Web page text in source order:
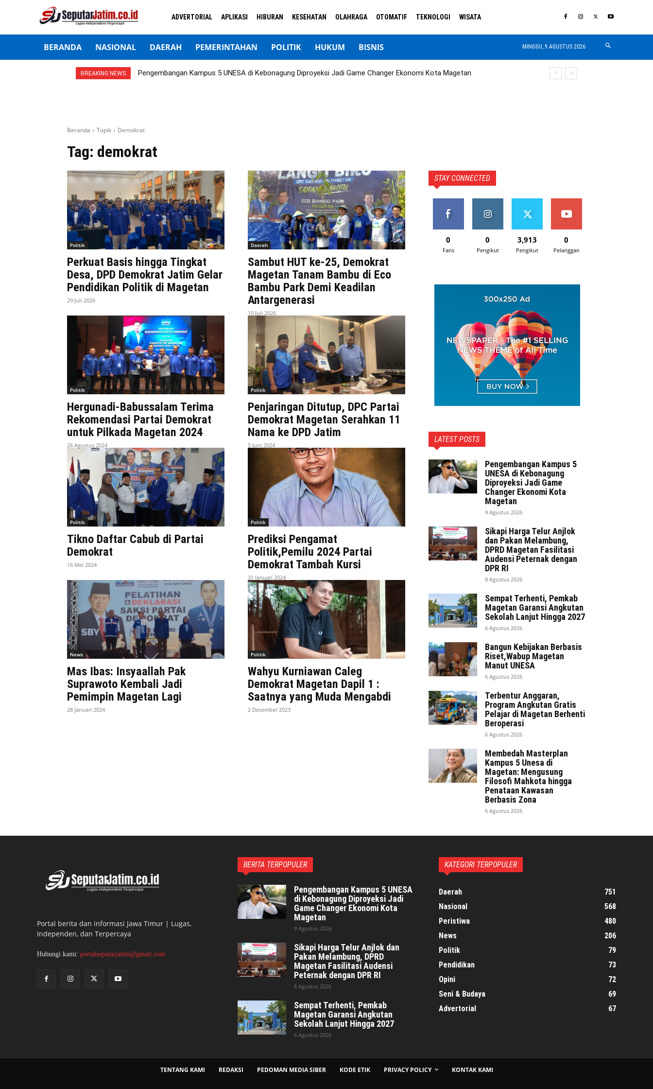
ADVERTORIAL APLIKASI HIBURAN KESEHATAN OLAHRAGA OTOMATIF TEKNOLOGI WISATA
BERANDA NASIONAL DAERAH PEMERINTAHAN POLITIK HUKUM BISNIS MINGGU, 9 AGUSTUS 2026
BREAKING NEWS Pengembangan Kampus 5 UNESA di Kebonagung Diproyeksi Jadi Game Changer Ekonomi Kota Magetan
Beranda Topik Demokrat
Tag: demokrat
Politik
Perkuat Basis hingga Tingkat
Desa, DPD Demokrat Jatim Gelar
Pendidikan Politik di Magetan
29 Juli 2026
Daerah
Sambut HUT ke-25, Demokrat
Magetan Tanam Bambu di Eco
Bambu Park Demi Keadilan
Antargenerasi
10 Juli 2026
Politik
Hergunadi-Babussalam Terima
Rekomendasi Partai Demokrat
untuk Pilkada Magetan 2024
26 Agustus 2024
Politik
Penjaringan Ditutup, DPC Partai
Demokrat Magetan Serahkan 11
Nama ke DPD Jatim
5 Juni 2024
Politik
Tikno Daftar Cabub di Partai
Demokrat
16 Mei 2024
Politik
Prediksi Pengamat
Politik,Pemilu 2024 Partai
Demokrat Tambah Kursi
31 Januari 2024
News
Mas Ibas: Insyaallah Pak
Suprawoto Kembali Jadi
Pemimpin Magetan Lagi
28 Januari 2024
Politik
Wahyu Kurniawan Caleg
Demokrat Magetan Dapil 1 :
Saatnya yang Muda Mengabdi
2 Desember 2023
STAY CONNECTED
0
Fans
0
Pengikut
3,913
Pengikut
0
Pelanggan
LATEST POSTS
Pengembangan Kampus 5
UNESA di Kebonagung
Diproyeksi Jadi Game
Changer Ekonomi Kota
Magetan
9 Agustus 2026
Sikapi Harga Telur Anjlok
dan Pakan Melambung,
DPRD Magetan Fasilitasi
Audensi Peternak dengan
DPR RI
8 Agustus 2026
Sempat Terhenti, Pemkab
Magetan Garansi Angkutan
Sekolah Lanjut Hingga 2027
6 Agustus 2026
Bangun Kebijakan Berbasis
Riset,Wabup Magetan
Manut UNESA
6 Agustus 2026
Terbentur Anggaran,
Program Angkutan Gratis
Pelajar di Magetan Berhenti
Beroperasi
6 Agustus 2026
Membedah Masterplan
Kampus 5 Unesa di
Magetan: Mengusung
Filosofi Mahkota hingga
Penataan Kawasan
Berbasis Zona
6 Agustus 2026
Portal berita dan informasi Jawa Timur | Lugas,
Independen, dan Terpercaya
Hubungi kami: portalseputarjatim@gmail.com
BERITA TERPOPULER
Pengembangan Kampus 5 UNESA
di Kebonagung Diproyeksi Jadi
Game Changer Ekonomi Kota
Magetan
9 Agustus 2026
Sikapi Harga Telur Anjlok dan
Pakan Melambung, DPRD
Magetan Fasilitasi Audensi
Peternak dengan DPR RI
8 Agustus 2026
Sempat Terhenti, Pemkab
Magetan Garansi Angkutan
Sekolah Lanjut Hingga 2027
6 Agustus 2026
KATEGORI TERPOPULER
Daerah
751
Nasional
568
Peristiwa
480
News
206
Politik
79
Pendidikan
73
Opini
72
Seni & Budaya
69
Advertorial
67
TENTANG KAMI REDAKSI PEDOMAN MEDIA SIBER KODE ETIK PRIVACY POLICY KONTAK KAMI